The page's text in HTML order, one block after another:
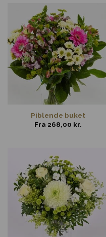
Piblende buket
Fra 268,00 kr.